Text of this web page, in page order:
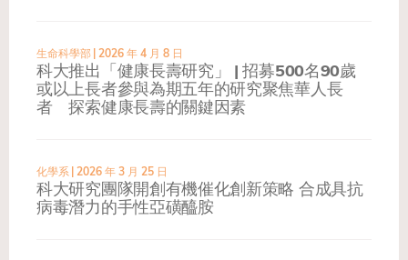
生命科學部 | 2026 年 4 月 8 日
科大推出「健康長壽研究」 | 招募500名90歲
或以上長者參與為期五年的研究聚焦華人長
者 探索健康長壽的關鍵因素
化學系 | 2026 年 3 月 25 日
科大研究團隊開創有機催化創新策略 合成具抗
病毒潛力的手性亞磺醯胺